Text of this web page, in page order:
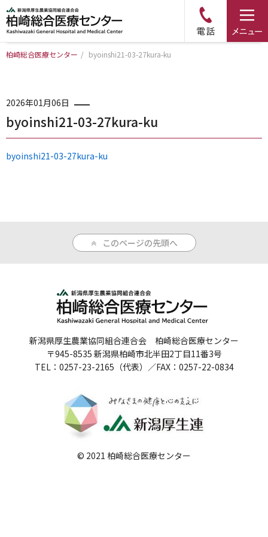
病院について
診療科・部門のご案内
入院のご案内
医療関係者の方へ
病院誌
個人情報保護方針
反社会的勢力に対する基本方針
院内感染対策指針
柏崎総合医療センター / byoinshi21-03-27kura-ku
2026年01月06日
byoinshi21-03-27kura-ku
byoinshi21-03-27kura-ku
このページの先頭へ
新潟県厚生農業協同組合連合会 柏崎総合医療センター
〒945-8535 新潟県柏崎市北半田2丁目11番3号
TEL：0257-23-2165（代表）／FAX：0257-22-0834
© 2021 柏崎総合医療センター